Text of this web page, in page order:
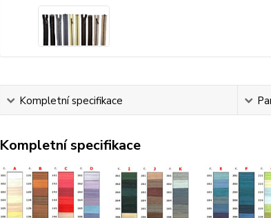
Kompletní specifikace
Kompletní specifikace